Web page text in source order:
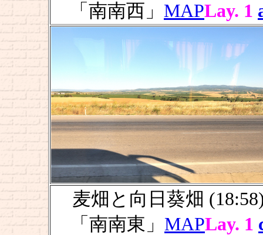
「南南西」 MAPLay. 1
麦畑と向日葵畑
「南南東」 MAPLay. 1